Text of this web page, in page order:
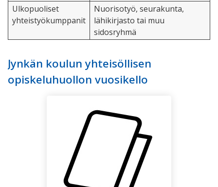
Ulkopuoliset
yhteistyökumppanit
Nuorisotyö, seurakunta,
lähikirjasto tai muu
sidosryhmä
Jynkän koulun yhteisöllisen
opiskeluhuollon vuosikello